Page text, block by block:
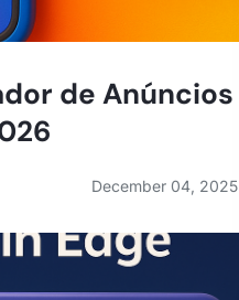
de Anúncios
December 04, 2025